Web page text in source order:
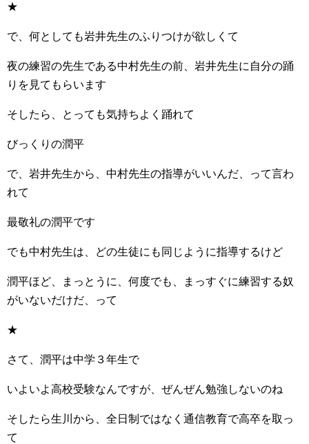
★
で、何としても岩井先生のふりつけが欲しくて
夜の練習の先生である中村先生の前、岩井先生に自分の踊
りを見てもらいます
そしたら、とっても気持ちよく踊れて
びっくりの潤平
で、岩井先生から、中村先生の指導がいいんだ、って言わ
れて
最敬礼の潤平です
でも中村先生は、どの生徒にも同じように指導するけど
潤平ほど、まっとうに、何度でも、まっすぐに練習する奴
がいないだけだ、って
★
さて、潤平は中学３年生で
いよいよ高校受験なんですが、ぜんぜん勉強しないのね
そしたら生川から、全日制ではなく通信教育で高卒を取っ
て